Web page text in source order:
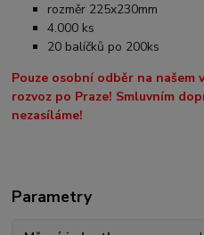
rozměr 225x230mm
4.000 ks
20 balíčků po 200ks
Pouze osobní odběr na našem
rozvoz po Praze! Smluvním
nezasíláme!
Parametry